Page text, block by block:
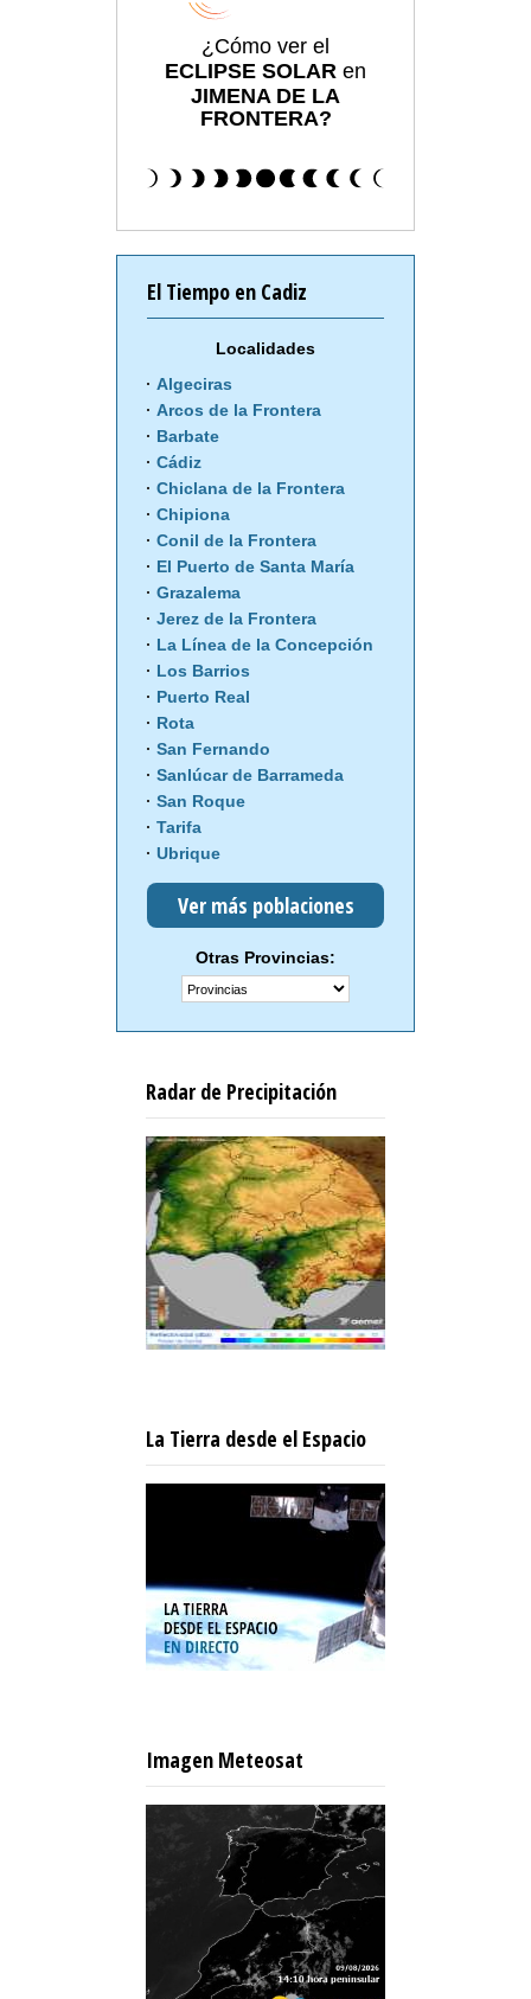
¿Cómo ver el
ECLIPSE SOLAR en
JIMENA DE LA
FRONTERA?
El Tiempo en Cadiz
Localidades
Algeciras
Arcos de la Frontera
Barbate
Cádiz
Chiclana de la Frontera
Chipiona
Conil de la Frontera
El Puerto de Santa María
Grazalema
Jerez de la Frontera
La Línea de la Concepción
Los Barrios
Puerto Real
Rota
San Fernando
Sanlúcar de Barrameda
San Roque
Tarifa
Ubrique
Ver más poblaciones
Otras Provincias:
Radar de Precipitación
La Tierra desde el Espacio
Imagen Meteosat